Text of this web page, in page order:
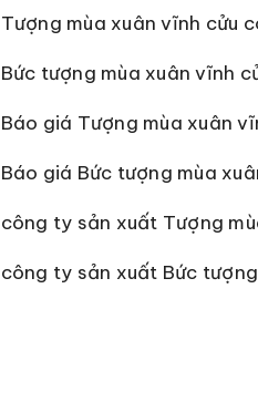
Tượng mùa xuân vĩnh cửu
Bức tượng mùa xuân vĩnh
Báo giá Tượng mùa xuân
Báo giá Bức tượng mùa
công ty sản xuất Tượng
công ty sản xuất Bức